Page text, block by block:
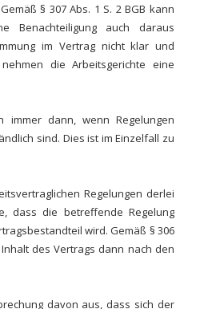
§ 307 Abs. 1 S. 2 BGB kann
Benachteiligung auch daraus
im Vertrag nicht klar und
die Arbeitsgerichte eine
immer dann, wenn Regelungen
sind. Dies ist im Einzelfall zu
Regelungen derlei
dass die betreffende Regelung
wird. Gemäß § 306
des Vertrags dann nach den
davon aus, dass sich der